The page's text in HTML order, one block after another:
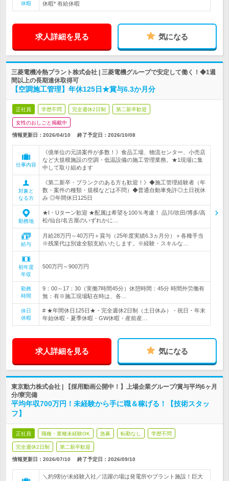
休暇
休暇* 有給休暇
求人詳細を見る 気になる
三菱電機冷熱プラント株式会社 | 三菱電機グループで安定して働く！◆1週
間以上の長期連休取得可
【空調施工管理】年休125日★賞与6.3か月分
正社員 学歴不問 完全週休2日制 第二新卒歓迎
女性のおしごと掲載中
情報更新日：2026/04/10 終了予定日： 2026/10/08
仕事内容
《億単位の元請案件が多数！》食品工場、物流センター、小売店
など大規模施設の空調・低温設備の施工管理業務。★1現場に集
中して取り組めます
対象と
なる方
《第二新卒・ブランクのある方も歓迎！》◆施工管理経験者（年
数・案件の種類・規模などは不問）◆普通自動車免許◎土日祝休
み ◎年間休日125日
勤務地
★I・Uターン歓迎 ★配属は希望を100％考慮！ 品川/吹田/博多/高
松/仙台/名古屋のいずれかに…
給与
月給28万円～40万円＋賞与（25年度実績6.3ヵ月分）＋各種手当
※残業代は別途全額支給いたします。※経験・スキルな…
初年度
年収
500万円～900万円
勤務
時間
9：00～17：30（実働7時間45分）休憩時間：45分 時間外労働有
無：有※施工現場駐在時は、各…
休日
休暇
# ★年間休日125日★・完全週休2日制（土日休み）・祝日・年末
年始休暇・夏季休暇・GW休暇・産前産…
求人詳細を見る 気になる
東京動力株式会社 | 【採用動画公開中！】上場企業グループ/賞与平均6ヶ月
分/寮完備
平均年収700万円！未経験から手に職＆稼げる！【技術スタッ
フ】
正社員 職種・業種未経験OK 急募 転勤なし 学歴不問
完全週休2日制 第二新卒歓迎
情報更新日：2026/07/10 終了予定日： 2026/09/10
＼約9割が未経験入社／活躍の場は発電所やプラント施設！巨大